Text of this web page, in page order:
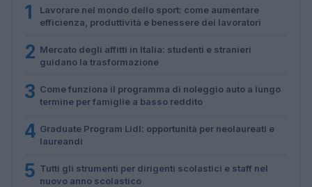
1
Lavorare nel mondo dello sport: come aumentare
efficienza, produttività e benessere dei lavoratori
2 Mercato degli affitti in Italia: studenti e stranieri
guidano la trasformazione
3 Come funziona il programma di noleggio auto a lungo
termine per famiglie a basso reddito
4 Graduate Program Lidl: opportunità per neolaureati e
laureandi
5 Tutti gli strumenti per dirigenti scolastici e staff nel
nuovo anno scolastico